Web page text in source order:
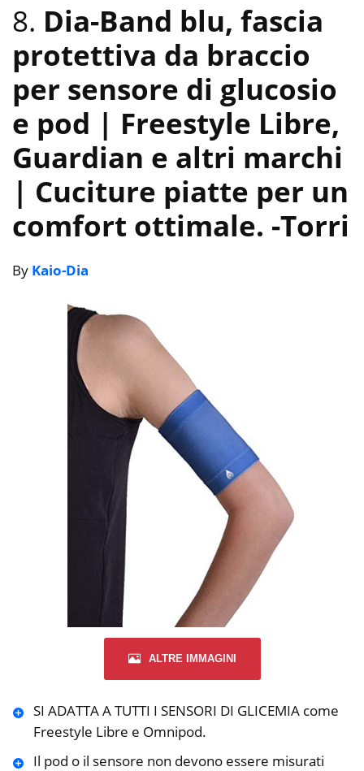
8. Dia-Band blu, fascia
protettiva da braccio
per sensore di glucosio
e pod | Freestyle Libre,
Guardian e altri marchi
| Cuciture piatte per un
comfort ottimale. -Torri
By Kaio-Dia
ALTRE IMMAGINI
SI ADATTA A TUTTI I SENSORI DI GLICEMIA come
Freestyle Libre e Omnipod.
Il pod o il sensore non devono essere misurati